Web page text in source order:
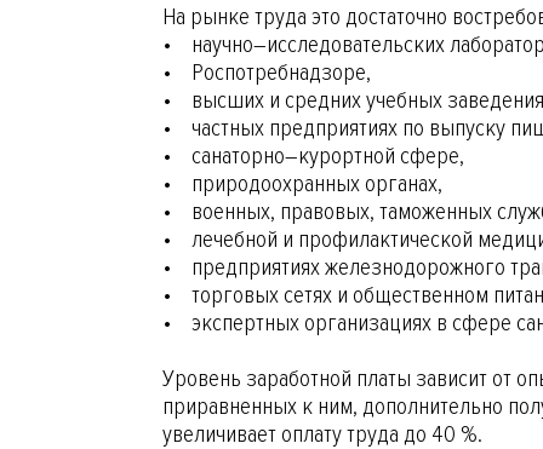
На рынке труда это достаточно
• научно–исследовательских
• Роспотребнадзоре,
• высших и средних учебных
• частных предприятиях по выпуску
• санаторно–курортной сфере,
• природоохранных органах,
• военных, правовых, таможенных
• лечебной и профилактической
• предприятиях железнодорожного
• торговых сетях и общественном
• экспертных организациях в сфере
Уровень заработной платы зависит от
приравненных к ним, дополнительно
увеличивает оплату труда до 40 %.